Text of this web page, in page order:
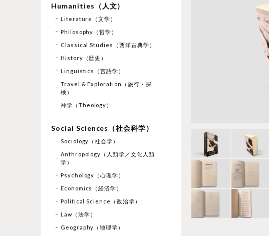
Humanities（人文）
Literature（文学）
Philosophy（哲学）
Classical Studies（西洋古典学）
History（歴史）
Linguistics（言語学）
Travel & Exploration（旅行・探
検）
神学（Theology）
Social Sciences（社会科学）
Sociology（社会学）
Anthropology（人類学／文化人類
学）
Psychology（心理学）
Economics（経済学）
Political Science（政治学）
Law（法学）
Geography（地理学）